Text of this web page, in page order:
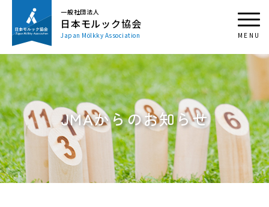
一般社団法人
日本モルック協会
Japan Mölkky Association
JMAからのお知らせ